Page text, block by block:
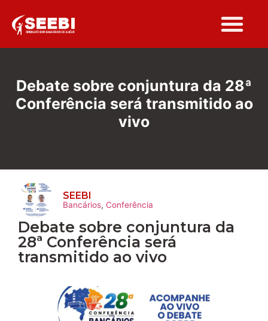
Debate sobre conjuntura da 28ª
Conferência será transmitido ao
vivo
SEEBI
Bancários, Conferência
Debate sobre conjuntura da
28ª Conferência será
transmitido ao vivo